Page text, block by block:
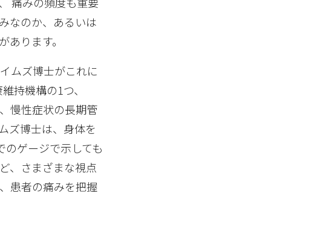
なのか、あるいは
ります。
ムズ博士がこれに
持機構の1つ、
慢性症状の長期管
ズ博士は、身体を
ゲージで示しても
、さまざまな視点
患者の痛みを把握